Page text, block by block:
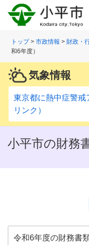
トップ>市政情報 >財政・
和6年度）
気象情報
東京都に熱中症警戒
リンク）
小平市の財務
令和6年度の財務書